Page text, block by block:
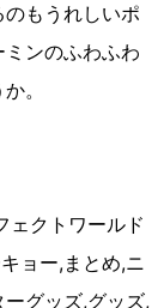
もうれしいポ
ンのふわふわ
。
ェクトワールド
ョー,まとめ,ニ
グッズ,グッズ,